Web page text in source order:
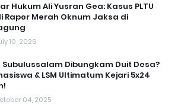
Hukum Ali Yusran Gea: Kasus PLTU
Rapor Merah Oknum Jaksa di
10, 2026
Subulussalam Dibungkam Duit Desa?
& LSM Ultimatum Kejari 5x24
04, 2025